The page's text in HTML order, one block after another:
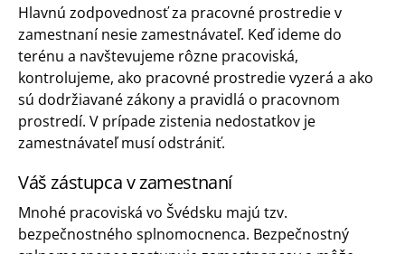
Hlavnú zodpovednosť za pracovné prostredie v
zamestnaní nesie zamestnávateľ. Keď ideme do
terénu a navštevujeme rôzne pracoviská,
kontrolujeme, ako pracovné prostredie vyzerá a ako
sú dodržiavané zákony a pravidlá o pracovnom
prostredí. V prípade zistenia nedostatkov je
zamestnávateľ musí odstrániť.
Váš zástupca v zamestnaní
Mnohé pracoviská vo Švédsku majú tzv.
bezpečnostného splnomocnenca. Bezpečnostný